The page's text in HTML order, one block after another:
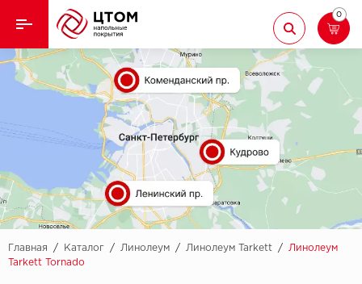
Назад
Кварцвиниловая плитка
Назад
Aberhof
Adelar
Alfa
AllureFloor
Alpine floor
Ламинат
Ковролин
Линолеум
Паркет
0
Главная / Каталог / Линолеум / Линолеум Tarkett /
Линолеум
Tarkett Tornado